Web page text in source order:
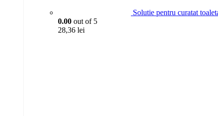
Solutie pentru curatat
0.00 out of 5
28,36 lei